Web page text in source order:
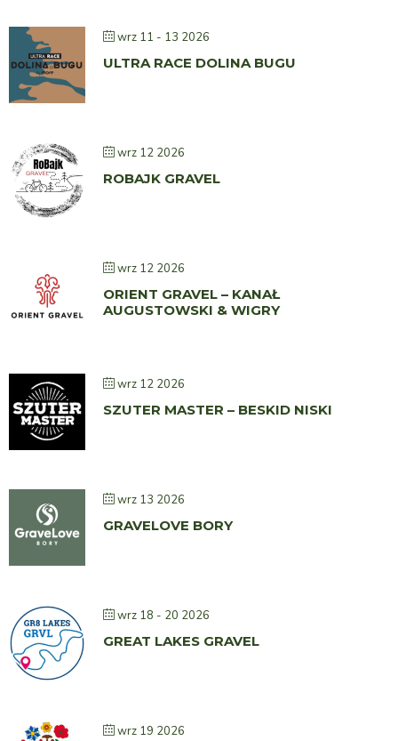
wrz 11 - 13 2026
ULTRA RACE DOLINA BUGU
wrz 12 2026
ROBAJK GRAVEL
wrz 12 2026
ORIENT GRAVEL – KANAŁ
AUGUSTOWSKI & WIGRY
wrz 12 2026
SZUTER MASTER – BESKID NISKI
wrz 13 2026
GRAVELOVE BORY
wrz 18 - 20 2026
GREAT LAKES GRAVEL
wrz 19 2026